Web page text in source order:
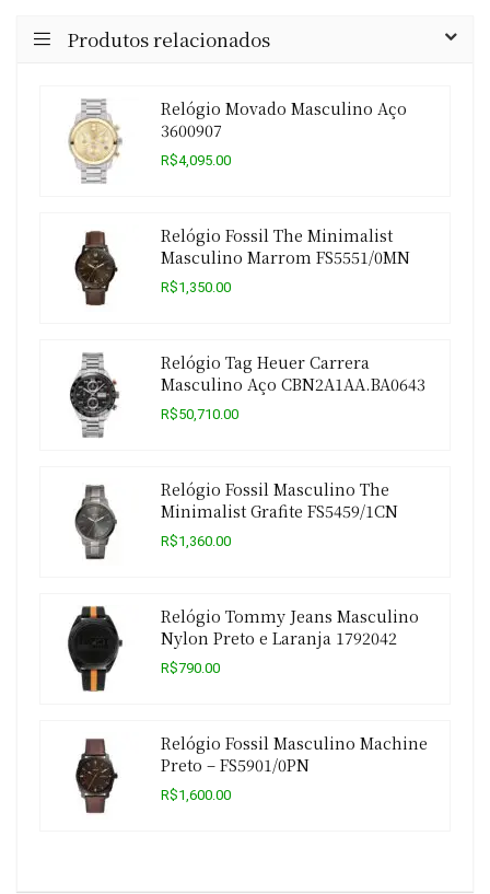
Produtos relacionados
Relógio Movado Masculino Aço
3600907
R$4,095.00
Relógio Fossil The Minimalist
Masculino Marrom FS5551/0MN
R$1,350.00
Relógio Tag Heuer Carrera
Masculino Aço CBN2A1AA.BA0643
R$50,710.00
Relógio Fossil Masculino The
Minimalist Grafite FS5459/1CN
R$1,360.00
Relógio Tommy Jeans Masculino
Nylon Preto e Laranja 1792042
R$790.00
Relógio Fossil Masculino Machine
Preto – FS5901/0PN
R$1,600.00